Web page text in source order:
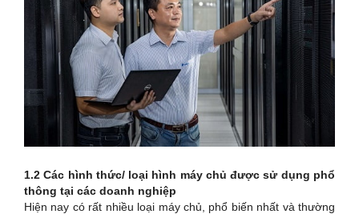
1.2 Các hình thức/ loại hình máy chủ được sử dụng phổ
thông tại các doanh nghiệp
Hiện nay có rất nhiều loại máy chủ, phổ biến nhất và thường